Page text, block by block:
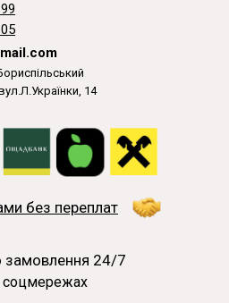
14
24/7
без переплат